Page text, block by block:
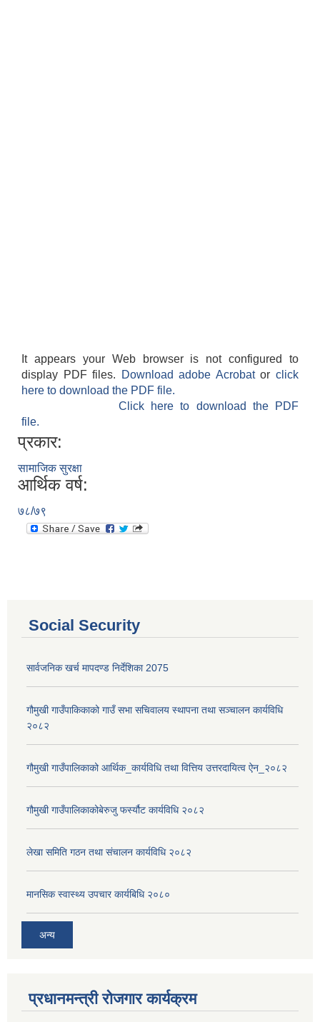
It appears your Web browser is not configured to
display PDF files.
Download adobe Acrobatorclick
here to download the PDF file.
Click here to download the PDF
file.
प्रकार:
सामाजिक सुरक्षा
आर्थिक वर्ष:
७८/७९
Social Security
सार्वजनिक खर्च मापदण्ड निर्देशिका 2075
गौमुखी गाउँपाकिकाको गाउँ सभा सचिवालय स्थापना तथा सञ्चालन कार्यविधि
२०८२
गौमुखी गाउँपालिकाको आर्थिक_कार्यविधि तथा वित्तिय उत्तरदायित्व ऐन_२०८२
गौमुखी गाउँपालिकाकोबेरुजु फर्स्यौट कार्यविधि २०८२
लेखा समिति गठन तथा संचालन कार्यविधि २०८२
मानसिक स्वास्थ्य उपचार कार्यबिधि २०८०
अन्य
प्रधानमन्त्री रोजगार कार्यक्रम